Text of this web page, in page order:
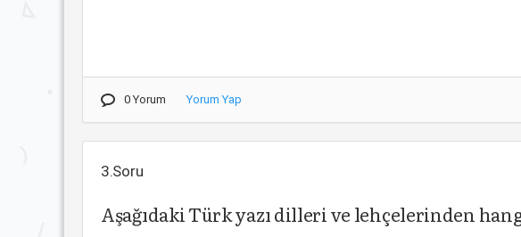
0 Yorum Yorum Yap
3.Soru
Aşağıdaki Türk yazı dilleri ve lehçelerinden